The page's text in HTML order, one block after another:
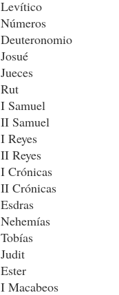
Levítico
Números
Deuteronomio
Josué
Jueces
Rut
I Samuel
II Samuel
I Reyes
II Reyes
I Crónicas
II Crónicas
Esdras
Nehemías
Tobías
Judit
Ester
I Macabeos